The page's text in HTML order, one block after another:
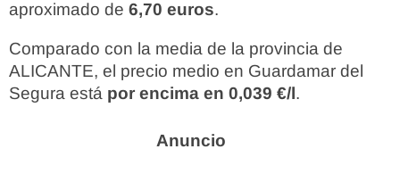
aproximado de 6,70 euros.
Comparado con la media de la provincia de
ALICANTE, el precio medio en Guardamar del
Segura está por encima en 0,039 €/l.